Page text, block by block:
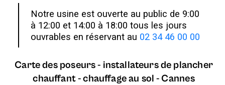
Notre usine est ouverte au public de 9:00
à 12:00 et 14:00 à 18:00 tous les jours
ouvrables en réservant au 02 34 46 00 00
Carte des poseurs - installateurs de plancher
chauffant - chauffage au sol - Cannes